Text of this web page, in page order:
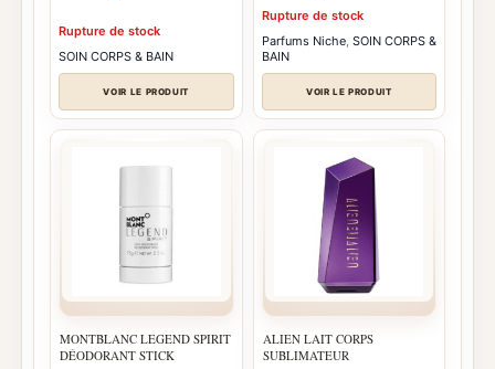
Rupture de stock
SOIN CORPS & BAIN
VOIR LE PRODUIT
Rupture de stock
Parfums Niche, SOIN CORPS &
BAIN
VOIR LE PRODUIT
MONTBLANC LEGEND SPIRIT
DÉODORANT STICK
ALIEN LAIT CORPS
SUBLIMATEUR